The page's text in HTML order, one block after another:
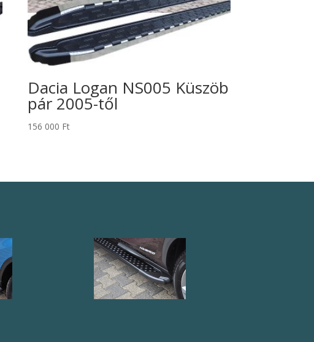
Dacia Logan NS005 Küszöb
pár 2005-től
156 000 Ft